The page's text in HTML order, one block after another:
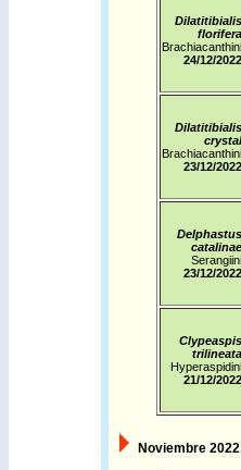
Dilatitibialis
florifera
Brachiacanthini
24/12/2022
Dilatitibialis
crystal
Brachiacanthini
23/12/2022
Delphastus
catalinae
Serangiini
23/12/2022
Clypeaspis
trilineata
Hyperaspidini
21/12/2022
Noviembre